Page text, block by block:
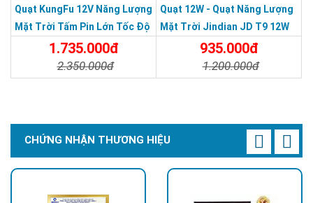
Quạt KungFu 12V Năng Lượng
Mặt Trời Tấm Pin Lớn Tốc Độ
1.735.000đ
2.350.000đ
Quạt 12W - Quạt Năng Lượng
Mặt Trời Jindian JD T9 12W
935.000đ
1.200.000đ
CHỨNG NHẬN THƯƠNG HIỆU